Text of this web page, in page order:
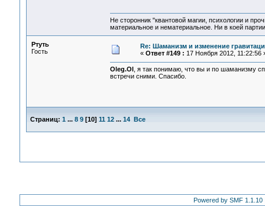
Не сторонник "квантовой магии, психологии и
материальное и нематериальное. Ни в коей
Ртуть
Гость
Re: Шаманизм и изменение
« Ответ #149 : 17 Ноября 2012, 11:22:56
Oleg.Ol
, я так понимаю, что вы и по шаманизму
встречи сними. Спасибо.
Страниц: 1 ... 8 9[10] 11 12 ... 14 Все
Powered by SMF 1.1.10